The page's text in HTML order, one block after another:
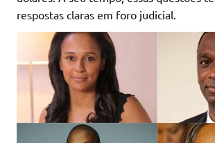
respostas claras em foro judicial.